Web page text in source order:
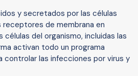
y secretados por las células
de membrana en
del organismo, incluidas las
activan todo un programa
controlar las infecciones por virus y